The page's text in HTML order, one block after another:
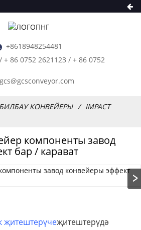
+8618948254481
+ 86 0752 2621123 / + 86 0752
gcs@gcsconveyor.com
БИЛБАУ КОНВЕЙЕРЫ
IMPACT
компоненты завод
бар / карават
җитештерүчеҗитештерүдә